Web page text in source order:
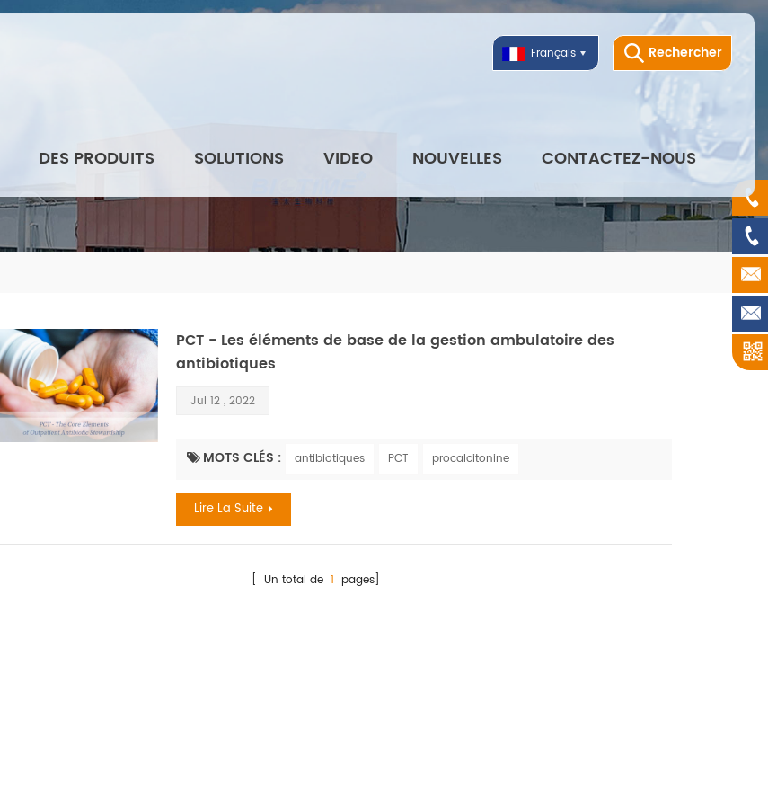
Rechercher
Français
DES PRODUITS SOLUTIONS VIDEO NOUVELLES CONTACTEZ-NOUS
PCT - Les éléments de base de la gestion ambulatoire des
antibiotiques
Jul 12 , 2022
MOTS CLÉS : antibiotiques PCT procalcitonine
Lire La Suite
[ Un total de1 pages]